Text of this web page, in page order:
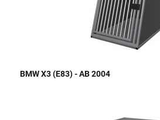
BMW X3 (E83) - AB 2004